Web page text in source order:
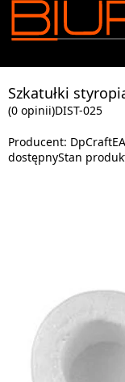
Szkatułki
(0 opinii)DIST-025
Producent: DpCraft
dostępnyStan